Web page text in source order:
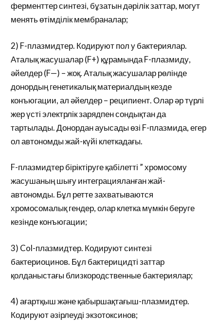
ферменттер синтезі, бұзатын дәрілік заттар, могут
менять өтімділік мембраналар;
2) F-плазмидтер. Кодируют пол у бактериялар.
Аталық жасушалар (F+) құрамында F-плазмиду,
әйелдер (F—) – жоқ. Аталық жасушалар рөлінде
донордың генетикалық материалдың кезде
конъюгации, ал әйелдер – реципиент. Олар әр түрлі
жер үсті электрлік зарядпен сондықтан да
тартылады. Донордан ауысады өзі F-плазмида, егер
ол автономды жай-күйі клеткадағы.
F-плазмидтер біріктіруге қабілетті ” хромосому
жасушаның шығу интеграцияланған жай-
автономды. Бұл ретте захватываются
хромосомалық гендер, олар клетка мүмкін беруге
кезінде конъюгации;
3) Col-плазмидтер. Кодируют синтезі
бактериоцинов. Бұл бактерицидті заттар
қолданыстағы близкородственные бактериялар;
4) ағартқыш және қабыршақтағыш-плазмидтер.
Кодируют әзірлеуді экзотоксинов;